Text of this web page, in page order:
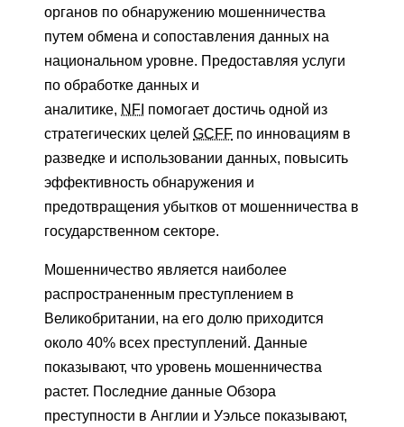
органов по обнаружению мошенничества
путем обмена и сопоставления данных на
национальном уровне. Предоставляя услуги
по обработке данных и
аналитике, NFI помогает достичь одной из
стратегических целей GCFF по инновациям в
разведке и использовании данных, повысить
эффективность обнаружения и
предотвращения убытков от мошенничества в
государственном секторе.
Мошенничество является наиболее
распространенным преступлением в
Великобритании, на его долю приходится
около 40% всех преступлений. Данные
показывают, что уровень мошенничества
растет. Последние данные Обзора
преступности в Англии и Уэльсе показывают,